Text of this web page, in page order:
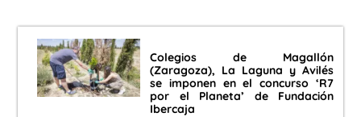
Colegios de Magallón
(Zaragoza), La Laguna y Avilés
se imponen en el concurso ‘R7
por el Planeta’ de Fundación
Ibercaja